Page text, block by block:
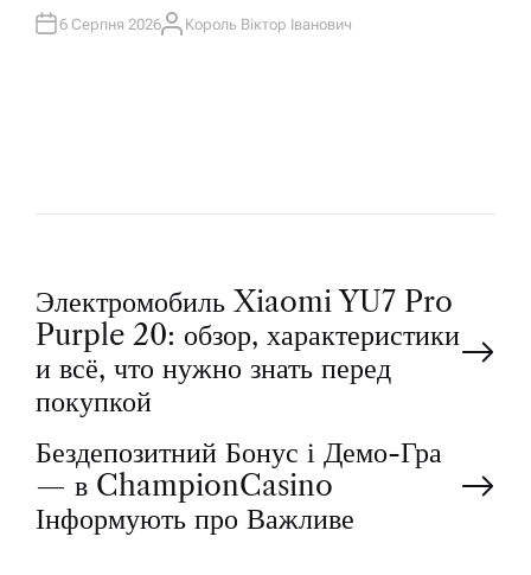
А
Т
6 Серпня 2026А
Король Віктор Іванович
Н
а
в
і
Электромобиль Xiaomi YU7 Pro
Purple 20: обзор, характеристики
и всё, что нужно знать перед
покупкой
Бездепозитний Бонус і Демо-Гра
— в ChampionCasino
Інформують про Важливе